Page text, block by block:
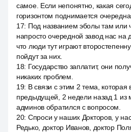
самое. Если непонятно, какая
горизонтом поднимается
17: Под названием эболы там или
напросто очередной завод нас на
что люди тут играют
пойдут за них.
18: Государство заплатит, они
никаких проблем.
19: В связи с этим 2 тема, которая
предыдущей, 2 недели назад 1 из
админов обратился с вопросом.
20: Спроси у наших Докторов, у
Редько, доктор Иванов, доктор